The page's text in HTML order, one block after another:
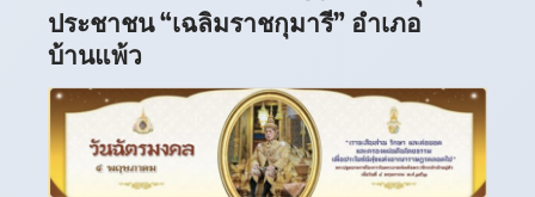
ประชาชน “เฉลิมราชกุมารี” อำเภอ
บ้านแพ้ว